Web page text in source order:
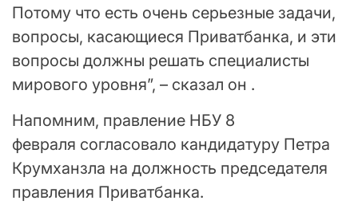
Потому что есть очень серьезные задачи,
вопросы, касающиеся Приватбанка, и эти
вопросы должны решать специалисты
мирового уровня”, – сказал он .
Напомним, правление НБУ 8
февраля согласовало кандидатуру Петра
Крумханзла на должность председателя
правления Приватбанка.